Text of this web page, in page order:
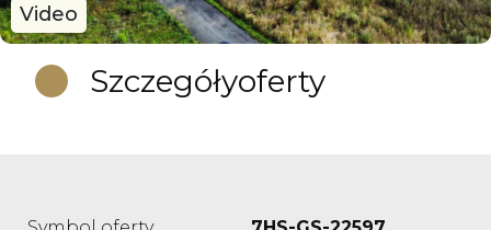
Video
Szczegółyoferty